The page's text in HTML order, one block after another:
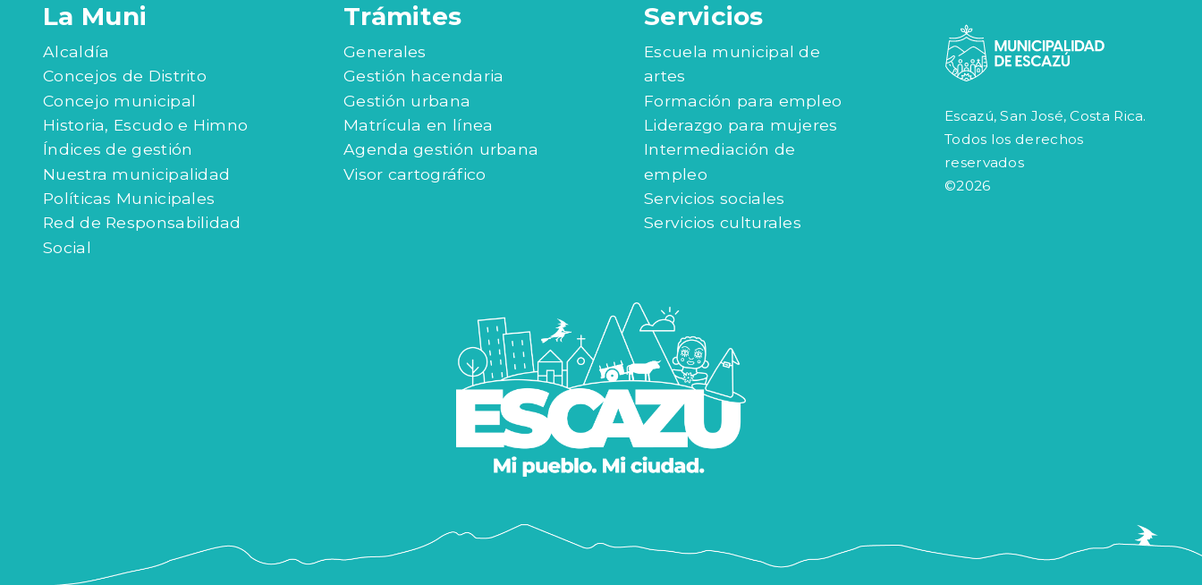
La Muni
Alcaldía
Concejos de Distrito
Concejo municipal
Historia, Escudo e Himno
Índices de gestión
Nuestra municipalidad
Políticas Municipales
Red de Responsabilidad
Social
Trámites
Generales
Gestión hacendaria
Gestión urbana
Matrícula en línea
Agenda gestión urbana
Visor cartográfico
Servicios
Escuela municipal de
artes
Formación para empleo
Liderazgo para mujeres
Intermediación de
empleo
Servicios sociales
Servicios culturales
Escazú, San José, Costa Rica.
Todos los derechos
reservados
©2026